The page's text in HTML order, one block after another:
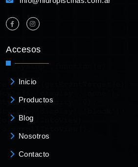
Accesos
Inicio
Productos
Blog
Nosotros
Contacto